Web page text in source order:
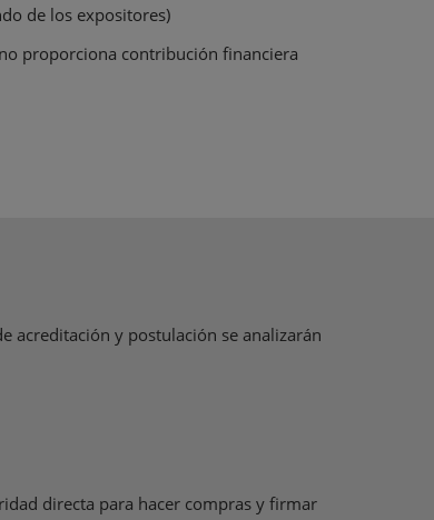
de los expositores)
proporciona contribución financiera
acreditación y postulación se analizarán
directa para hacer compras y firmar